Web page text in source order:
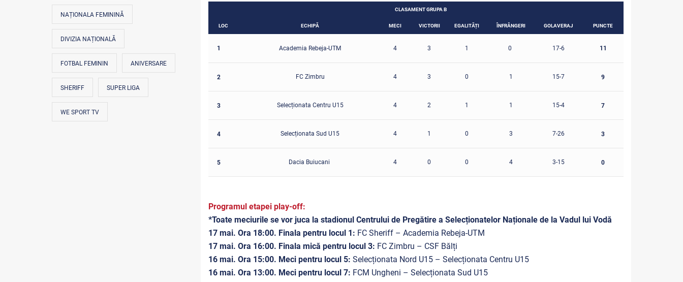
NAȚIONALA FEMININĂ
DIVIZIA NAȚIONALĂ
FOTBAL FEMININ ANIVERSARE
SHERIFF SUPER LIGA
WE SPORT TV
CLASAMENT GRUPA B
LOC ECHIPĂ MECI VICTORII EGALITĂȚI ÎNFRÂNGERI GOLAVERAJ PUNCTE
1 Academia Rebeja-UTM 4 3 1 0 17-6 11
2 FC Zimbru 4 3 0 1 15-7 9
3 Selecționata Centru U15 4 2 1 1 15-4 7
4 Selecționata Sud U15 4 1 0 3 7-26 3
5 Dacia Buiucani 4 0 0 4 3-15 0
Programul etapei play-off:
*Toate meciurile se vor juca la stadionul Centrului de Pregătire a Selecționatelor Naționale de la Vadul lui Vodă
17 mai. Ora 18:00. Finala pentru locul 1: FC Sheriff – Academia Rebeja-UTM
17 mai. Ora 16:00. Finala mică pentru locul 3: FC Zimbru – CSF Bălți
16 mai. Ora 15:00. Meci pentru locul 5: Selecționata Nord U15 – Selecționata Centru U15
16 mai. Ora 13:00. Meci pentru locul 7: FCM Ungheni – Selecționata Sud U15